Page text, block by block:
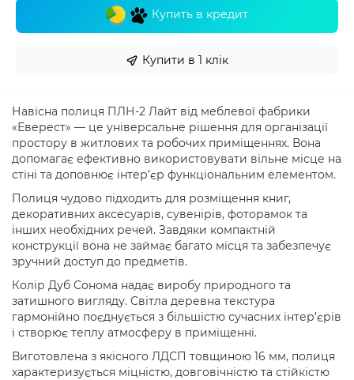
Купить в кредит
Купити в 1 клік
Навісна полиця ПЛН-2 Лайт від меблевої фабрики
«Еверест» — це універсальне рішення для організації
простору в житлових та робочих приміщеннях. Вона
допомагає ефективно використовувати вільне місце на
стіні та доповнює інтер’єр функціональним елементом.
Полиця чудово підходить для розміщення книг,
декоративних аксесуарів, сувенірів, фоторамок та
інших необхідних речей. Завдяки компактній
конструкції вона не займає багато місця та забезпечує
зручний доступ до предметів.
Колір Дуб Сонома надає виробу природного та
затишного вигляду. Світла деревна текстура
гармонійно поєднується з більшістю сучасних інтер’єрів
і створює теплу атмосферу в приміщенні.
Виготовлена з якісного ЛДСП товщиною 16 мм, полиця
характеризується міцністю, довговічністю та стійкістю